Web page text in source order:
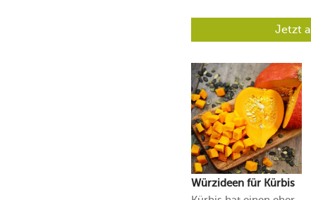
Jetzt
Würzideen für Kürbis